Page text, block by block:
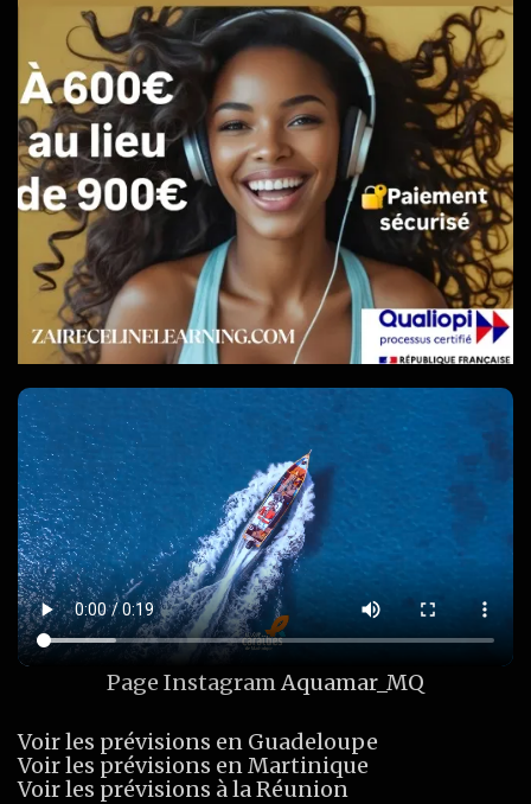
Page InstagramAquamar_MQ
Voir les prévisions en Guadeloupe
Voir les prévisions en Martinique
Voir les prévisions à la Réunion